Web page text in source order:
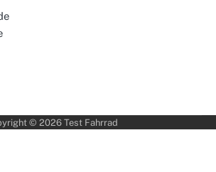
© 2026 Test Fahrrad